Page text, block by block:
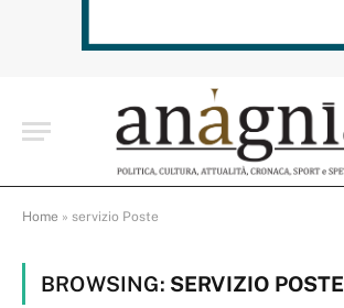
Home » servizio Poste
BROWSING: SERVIZIO POSTE